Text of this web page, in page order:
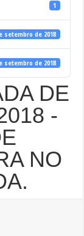
1
setembro de 2018
setembro de 2018
DE
-
NO